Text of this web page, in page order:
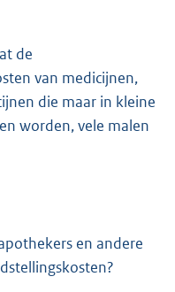
5
K
b
de
van medicijnen,
die maar in kleine
worden, vele malen
en andere